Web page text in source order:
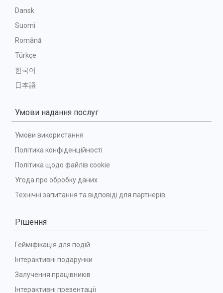
Dansk
Suomi
Română
Türkçe
한국어
日本語
Умови надання послуг
Умови використання
Політика конфіденційності
Політика щодо файлів cookie
Угода про обробку даних
Технічні запитання та відповіді для партнерів
Рішення
Гейміфікація для подій
Інтерактивні подарунки
Залучення працівників
Інтерактивні презентації